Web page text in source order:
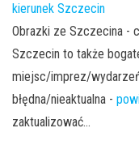
kierunek Szczecin
Obrazki ze Szczecina -
Szczecin to także
miejsc/imprez/
błędna/nieaktualna -
zaktualizować...